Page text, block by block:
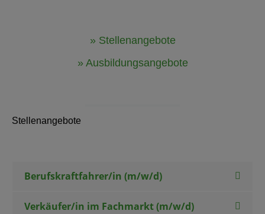
» Stellenangebote
» Ausbildungsangebote
Stellenangebote
Berufskraftfahrer/in (m/w/d)
Verkäufer/in im Fachmarkt (m/w/d)